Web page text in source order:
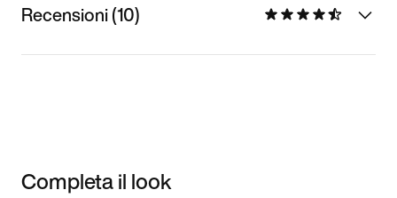
Recensioni (10)
Completa il look